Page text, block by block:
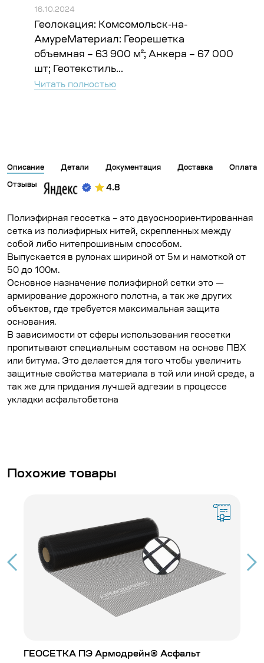
16.10.2024
Геолокация: Комсомольск-на-
АмуреМатериал: Георешетка
объемная – 63 900 м²; Анкера – 67 000
шт; Геотекстиль...
Читать полностью
Описание Детали Документация Доставка Оплата
Отзывы 4.8
Полиэфирная геосетка – это двуосноориентированная
сетка из полиэфирных нитей, скрепленных между
собой либо нитепрошивным способом.
Выпускается в рулонах шириной от 5м и намоткой от
50 до 100м.
Основное назначение полиэфирной сетки это —
армирование дорожного полотна, а так же других
объектов, где требуется максимальная защита
основания.
В зависимости от сферы использования геосетки
пропитывают специальным составом на основе ПВХ
или битума. Это делается для того чтобы увеличить
защитные свойства материала в той или иной среде, а
так же для придания лучшей адгезии в процессе
укладки асфальтобетона
Похожие товары
ГЕОСЕТКА ПЭ Армодрейн® Асфальт